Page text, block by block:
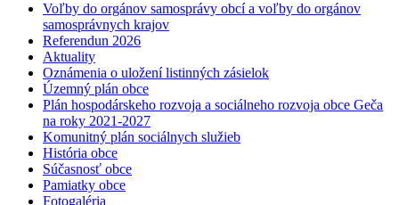
Voľby do orgánov samosprávy obcí a voľby do orgánov
samosprávnych krajov
Referendun 2026
Aktuality
Oznámenia o uložení listinných zásielok
Územný plán obce
Plán hospodárskeho rozvoja a sociálneho rozvoja obce Geča
na roky 2021-2027
Komunitný plán sociálnych služieb
História obce
Súčasnosť obce
Pamiatky obce
Fotogaléria